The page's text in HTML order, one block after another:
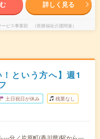
詳しく見る
ビス事業部 （医療福祉介護関連）
という方へ】週1
土日祝日が休み 残業なし
---分／片原町(香川県)駅から---